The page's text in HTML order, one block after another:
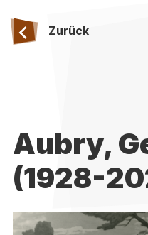
Zurück
Aubry,
(1928-